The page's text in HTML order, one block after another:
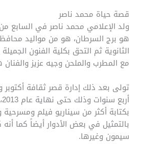
قصة حياة محمد ناصر
هو برج السرطان، هو من مواليد
الثانوية ثم التحق بكلية الفنون
مع المطرب والملحن وجيه عزيز والفنان هشام نزيه وذلك في
بكتابة أكثر من سيناريو فيلم
بالتمثيل في بعض الأدوار أيضاً كما
سيمون وغيرها.